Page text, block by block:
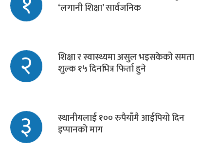
‘लगानी शिक्षा’ सार्वजनिक
२ शिक्षा र स्वास्थ्यमा असुल भइसकेको समता
शुल्क १५ दिनभित्र फिर्ता हुने
३ स्थानीयलाई १०० रुपैयाँमै आईपियो दिन
इप्पानको माग